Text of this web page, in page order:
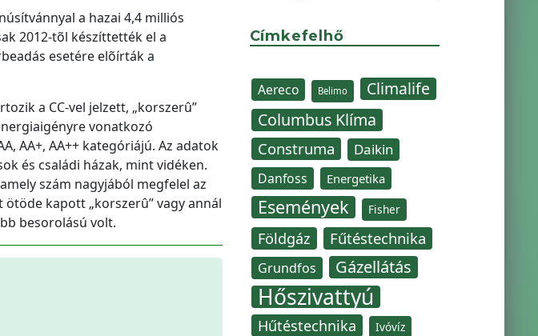
a hazai 4,4 milliós
2012-tõl készíttették el a
esetére elõírták a
a CC-vel jelzett, „korszerû”
vonatkozó
AA+, AA++ kategóriájú. Az adatok
és családi házak, mint vidéken.
szám nagyjából megfelel az
kapott „korszerû” vagy annál
besorolású volt.
Címkefelhő
Aereco Belimo
Climalife
Columbus Klíma
Construma Daikin
Danfoss Energetika
Események Fisher
Földgáz Fűtéstechnika
Grundfos Gázellátás
Hőszivattyú
Hűtéstechnika Ivóvíz